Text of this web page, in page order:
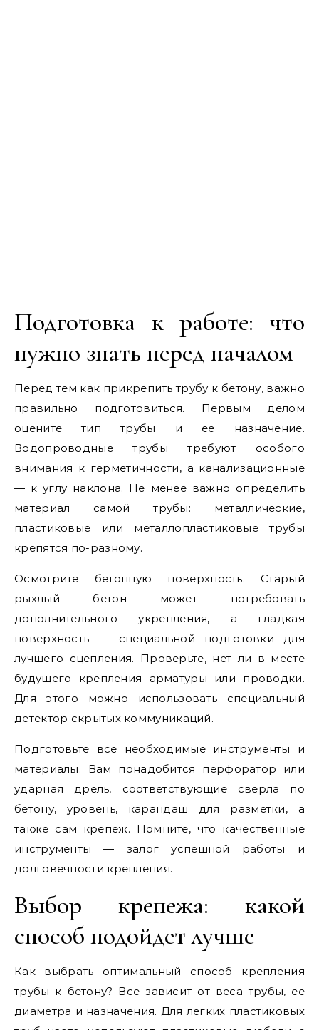
Подготовка к работе: что
нужно знать перед началом
Перед тем как прикрепить трубу к бетону, важно
правильно подготовиться. Первым делом
оцените тип трубы и ее назначение.
Водопроводные трубы требуют особого
внимания к герметичности, а канализационные
— к углу наклона. Не менее важно определить
материал самой трубы: металлические,
пластиковые или металлопластиковые трубы
крепятся по-разному.
Осмотрите бетонную поверхность. Старый
рыхлый бетон может потребовать
дополнительного укрепления, а гладкая
поверхность — специальной подготовки для
лучшего сцепления. Проверьте, нет ли в месте
будущего крепления арматуры или проводки.
Для этого можно использовать специальный
детектор скрытых коммуникаций.
Подготовьте все необходимые инструменты и
материалы. Вам понадобится перфоратор или
ударная дрель, соответствующие сверла по
бетону, уровень, карандаш для разметки, а
также сам крепеж. Помните, что качественные
инструменты — залог успешной работы и
долговечности крепления.
Выбор крепежа: какой
способ подойдет лучше
Как выбрать оптимальный способ крепления
трубы к бетону? Все зависит от веса трубы, ее
диаметра и назначения. Для легких пластиковых